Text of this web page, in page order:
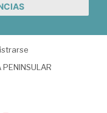
PENINSULAR